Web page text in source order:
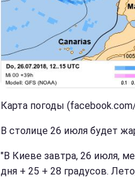
Карта погоды
В столице 26 июля будет
"В Киеве завтра, 26 июля,
дня + 25 + 28 градусов.